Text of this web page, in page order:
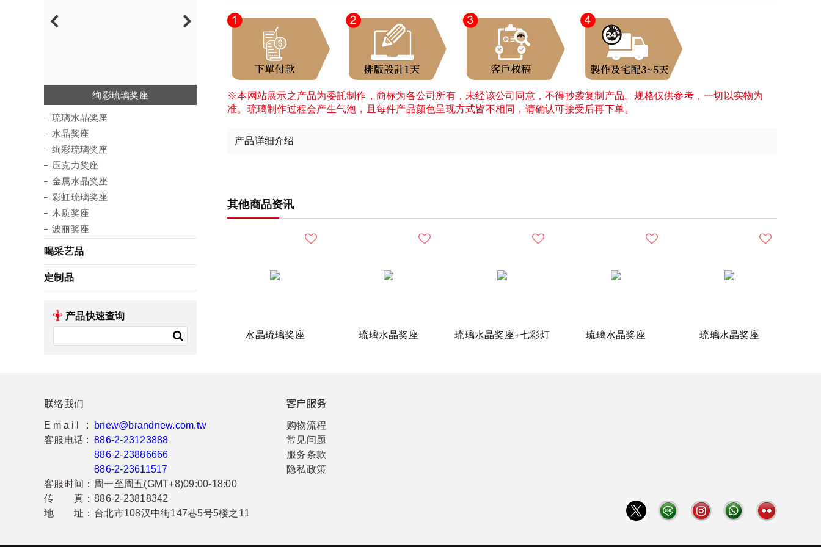
琉璃水晶奖座
水晶奖座
绚彩琉璃奖座
压克力奖座
金属水晶奖座
彩虹琉璃奖座
木质奖座
波丽奖座
琉璃水晶奖座
水晶奖座
绚彩琉璃奖座
压克力奖座
金属水晶奖座
彩虹琉璃奖座
木质奖座
波丽奖座
喝采艺品
定制品
产品快速查询
※本网站展示之产品为委託制作，商标为各公司所有，未经该公司同意，不得抄袭复制产品。规格仅供参考，一切以实物为
准。琉璃制作过程会产生气泡，且每件产品颜色呈现方式皆不相同，请确认可接受后再下单。
产品详细介绍
其他商品资讯
水晶琉璃奖座 琉璃水晶奖座 琉璃水晶奖座+七彩灯 琉璃水晶奖座 琉璃水晶奖座
联络我们
Email :
bnew@brandnew.com.tw
客服电话 : 886-2-23123888
886-2-23886666
886-2-23611517
客服时间： 周一至周五(GMT+8)09:00-18:00
传 真： 886-2-23818342
地 址： 台北市108汉中街147巷5号5楼之11
客户服务
购物流程
常见问题
服务条款
隐私政策